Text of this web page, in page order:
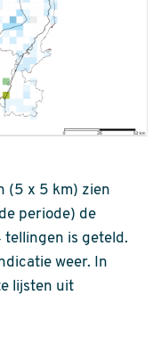
(5 x 5 km) zien
periode) de
is geteld.
weer. In
lijsten uit